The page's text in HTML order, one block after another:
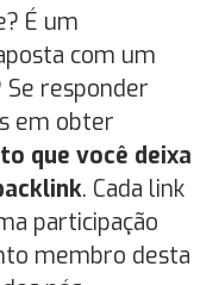
É um
com um
Se responder
em obter
que você deixa
. Cada link
participação
membro desta